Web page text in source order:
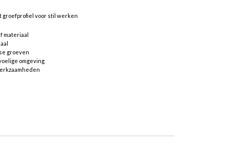
groefprofiel voor stil werken
materiaal
groeven
omgeving